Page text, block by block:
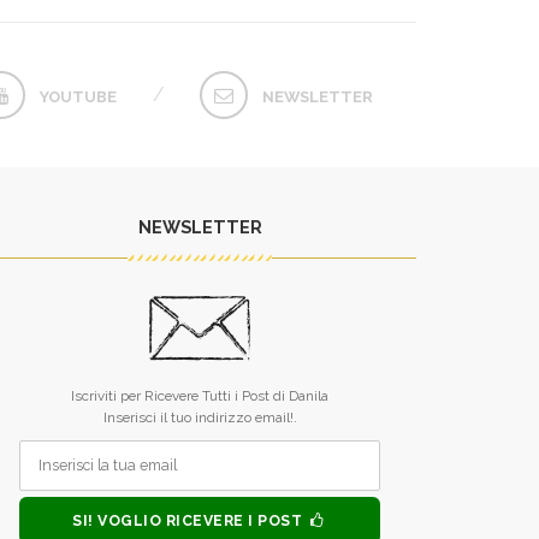
YOUTUBE NEWSLETTER
L’unico difetto dei tuoi libri è che
MONICA ALLEGRUCCI
NEWSLETTER
Iscriviti per Ricevere Tutti i Post di Danila
Inserisci il tuo indirizzo email!.
SI! VOGLIO RICEVERE I POST